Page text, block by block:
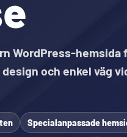
WordPress-hemsida
och enkel väg
Specialanpassade